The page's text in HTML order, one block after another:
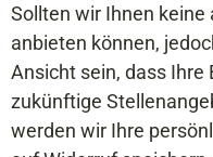
Sollten wir Ihnen
anbieten können,
Ansicht sein, dass
zukünftige
werden wir Ihre